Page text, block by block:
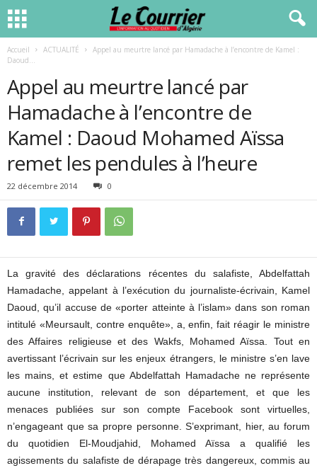
Accueil ACTUALITÉ
Appel au meurtre lancé par Hamadache à l’encontre de Kamel :
Daoud...
Appel au meurtre lancé par
Hamadache à l’encontre de
Kamel : Daoud Mohamed Aïssa
remet les pendules à l’heure
22 décembre 2014 0
La gravité des déclarations récentes du salafiste, Abdelfattah
Hamadache, appelant à l’exécution du journaliste-écrivain, Kamel
Daoud, qu’il accuse de «porter atteinte à l’islam» dans son roman
intitulé «Meursault, contre enquête», a, enfin, fait réagir le ministre
des Affaires religieuse et des Wakfs, Mohamed Aïssa. Tout en
avertissant l’écrivain sur les enjeux étrangers, le ministre s’en lave
les mains, et estime que Abdelfattah Hamadache ne représente
aucune institution, relevant de son département, et que les
menaces publiées sur son compte Facebook sont virtuelles,
n’engageant que sa propre personne. S’exprimant, hier, au forum
du quotidien El-Moudjahid, Mohamed Aïssa a qualifié les
agissements du salafiste de dérapage très dangereux, commis au